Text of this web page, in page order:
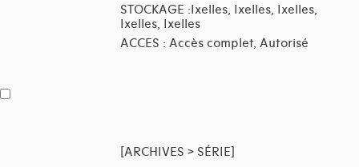
STOCKAGE :Ixelles, Ixelles, Ixelles,
Ixelles, Ixelles
ACCES : Accès complet, Autorisé
[ARCHIVES > SÉRIE]